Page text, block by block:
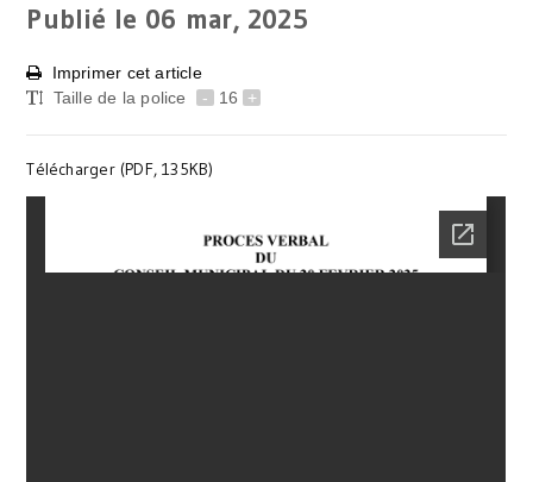
Publié le 06 mar, 2025
Imprimer cet article
Taille de la police
- 16 +
Télécharger (PDF, 135KB)